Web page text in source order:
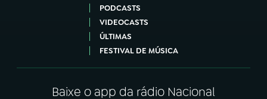
PODCASTS
VIDEOCASTS
ÚLTIMAS
FESTIVAL DE MÚSICA
Baixe o app da rádio Nacional